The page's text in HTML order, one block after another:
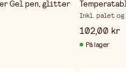
Gel pen, glitter
Inkl. palet og
102,00 kr
På lager